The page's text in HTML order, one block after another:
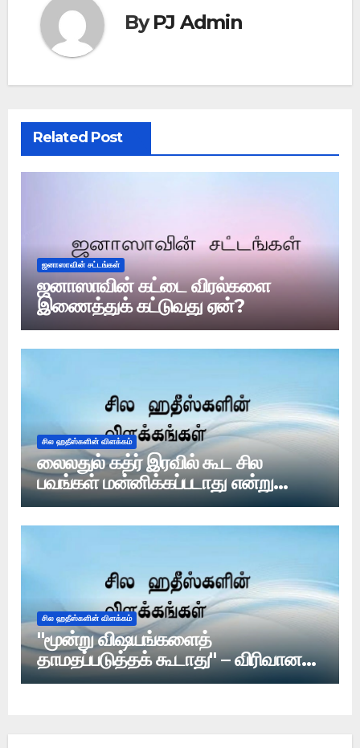
ByPJ Admin
Related Post
ஜனாஸாவின் சட்டங்கள்
ஜனாஸாவின் கட்டை விரல்களை
இணைத்துக் கட்டுவது ஏன்?
சில ஹதீஸ்களின் விளக்கம்
லைலதுல் கத்ர் இரவில் கூட சில
பவங்கள் மன்னிக்கப்படாது என்று
ஹதீஸ் உள்ளதா?
சில ஹதீஸ்களின் விளக்கம்
"மூன்று விஷயங்களைத்
தாமதப்படுத்தக் கூடாது" – விரிவான
ஆய்வு